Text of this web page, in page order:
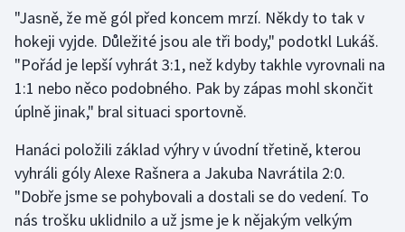
Lezení
Lyže a snowboard
Moderní pětiboj
Motorsport
Olympijské hry
"Jasně, že mě gól před koncem mrzí. Někdy to tak v
hokeji vyjde. Důležité jsou ale tři body," podotkl Lukáš.
"Pořád je lepší vyhrát 3:1, než kdyby takhle vyrovnali na
1:1 nebo něco podobného. Pak by zápas mohl skončit
úplně jinak," bral situaci sportovně.
Hanáci položili základ výhry v úvodní třetině, kterou
vyhráli góly Alexe Rašnera a Jakuba Navrátila 2:0.
"Dobře jsme se pohybovali a dostali se do vedení. To
nás trošku uklidnilo a už jsme je k nějakým velkým